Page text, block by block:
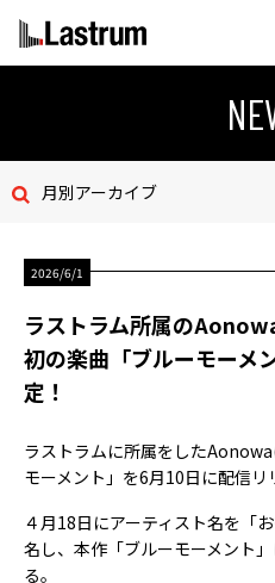
LABEL
お問い合わせ
デモテープ
プライバシーポリシー
ENGLISH PAGE
月別アーカイブ
2026/6/1
ラストラム所属の
初の楽曲「ブルーモーメ
定！
ラストラムに所属をした
モーメント」を6月10日に配信リ
４月18日にアーティスト名を「
名し、本作「ブルーモーメント
る。